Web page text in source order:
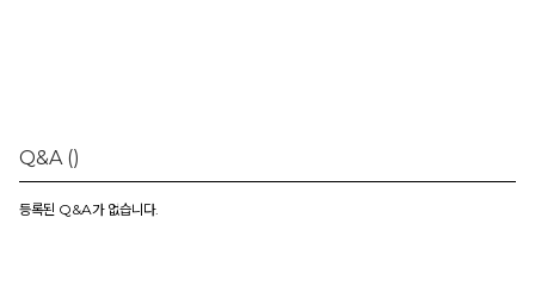
Q&A ()
등록된 Q&A가 없습니다.